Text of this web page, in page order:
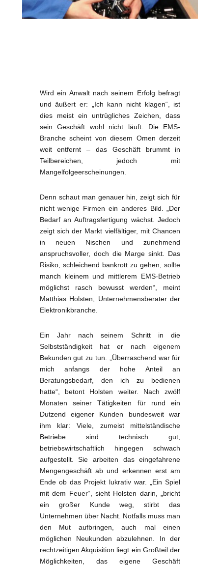
Wird ein Anwalt nach seinem Erfolg befragt
und äußert er: „Ich kann nicht klagen“, ist
dies meist ein untrügliches Zeichen, dass
sein Geschäft wohl nicht läuft. Die EMS-
Branche scheint von diesem Omen derzeit
weit entfernt – das Geschäft brummt in
Teilbereichen, jedoch mit
Mangelfolgeerscheinungen.
Denn schaut man genauer hin, zeigt sich für
nicht wenige Firmen ein anderes Bild. „Der
Bedarf an Auftragsfertigung wächst. Jedoch
zeigt sich der Markt vielfältiger, mit Chancen
in neuen Nischen und zunehmend
anspruchsvoller, doch die Marge sinkt. Das
Risiko, schleichend bankrott zu gehen, sollte
manch kleinem und mittlerem EMS-Betrieb
möglichst rasch bewusst werden“, meint
Matthias Holsten, Unternehmensberater der
Elektronikbranche.
Ein Jahr nach seinem Schritt in die
Selbstständigkeit hat er nach eigenem
Bekunden gut zu tun. „Überraschend war für
mich anfangs der hohe Anteil an
Beratungsbedarf, den ich zu bedienen
hatte“, betont Holsten weiter. Nach zwölf
Monaten seiner Tätigkeiten für rund ein
Dutzend eigener Kunden bundesweit war
ihm klar: Viele, zumeist mittelständische
Betriebe sind technisch gut,
betriebswirtschaftlich hingegen schwach
aufgestellt. Sie arbeiten das eingefahrene
Mengengeschäft ab und erkennen erst am
Ende ob das Projekt lukrativ war. „Ein Spiel
mit dem Feuer“, sieht Holsten darin, „bricht
ein großer Kunde weg, stirbt das
Unternehmen über Nacht. Notfalls muss man
den Mut aufbringen, auch mal einen
möglichen Neukunden abzulehnen. In der
rechtzeitigen Akquisition liegt ein Großteil der
Möglichkeiten, das eigene Geschäft